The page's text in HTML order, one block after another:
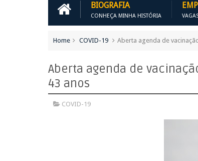
BIOGRAFIA
CONHEÇA MINHA HISTÓRIA
Home COVID-19 Aberta agenda de
Aberta agenda de
43 anos
COVID-19